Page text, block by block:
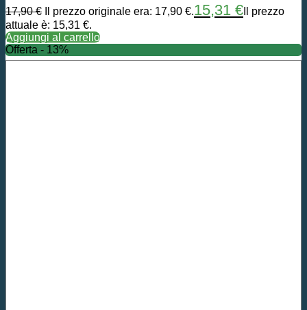
17,90€ Il prezzo originale era: 17,90 €.15,31 € Il prezzo
attuale è: 15,31 €.
Aggiungi al carrello
Offerta - 13%